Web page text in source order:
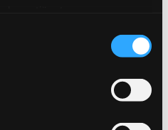
ben på Sport &
Distinkt känsla, något